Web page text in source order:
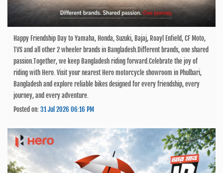
Happy Friendship Day to Yamaha, Honda, Suzuki, Bajaj, Roayl Enfield, CF Moto,
TVS and all other 2 wheeler brands in Bangladesh.Different brands, one shared
passion.Together, we keep Bangladesh riding forward.Celebrate the joy of
riding with Hero. Visit your nearest Hero motorcycle showroom in Phulbari,
Bangladesh and explore reliable bikes designed for every friendship, every
journey, and every adventure.
Posted on:31 Jul 2026 06:16 PM